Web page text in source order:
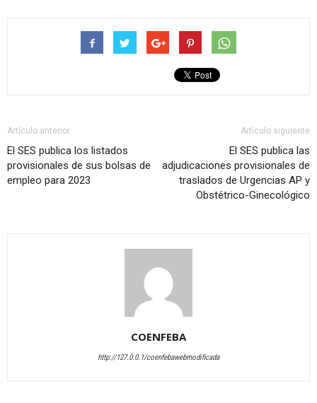
Artículo anterior
El SES publica los listados
provisionales de sus bolsas de
empleo para 2023
Artículo siguiente
El SES publica las
adjudicaciones provisionales de
traslados de Urgencias AP y
Obstétrico-Ginecológico
COENFEBA
http://127.0.0.1/coenfebawebmodificada